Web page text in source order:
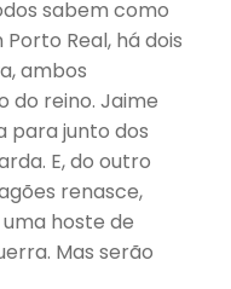
sabem como
Real, há dois
ambos
do reino. Jaime
para junto dos
E, do outro
renasce,
hoste de
Mas serão